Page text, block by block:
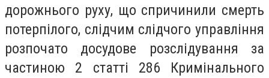
дорожнього руху, що спричинили смерть
потерпілого, слідчим слідчого управління
розпочато досудове розслідування за
частиною 2 статті 286 Кримінального